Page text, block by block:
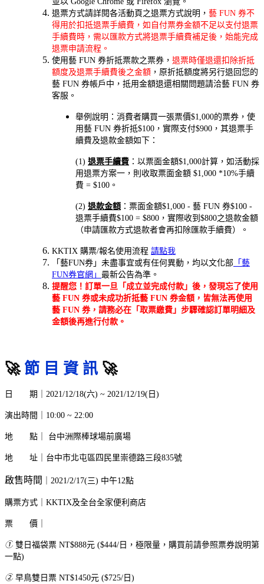
退票方式請詳閱各活動頁之退票方式說明， 藝 FUN 券不
得用於扣抵退票手續費，如自付票券金額不足以支付退票
手續費時，需以匯款方式將退票手續費補足後，始能完成
退票申請流程。
使用藝 FUN 券折抵票款之票券， 退票時僅退還扣除折抵
額度及退票手續費後之金額 ，原折抵額度將另行退回您的
藝 FUN 券帳戶中，抵用金額退還相關問題請洽藝 FUN 券
客服。
舉例說明：消費者購買一張票價$1,000的票券，使
用藝 FUN 券折抵$100，實際支付$900，其退票手
續費及退款金額如下：
(1) 退票手續費 ：以票面金額$1,000計算，如活動採
用退票方案一，則收取票面金額 $1,000 *10%手續
費 = $100。
(2) 退款金額 ：票面金額$1,000 - 藝 FUN 券$100 -
退票手續費$100 = $800，實際收到$800之退款金額
（申請匯款方式退款者會再扣除匯款手續費）。
KKTIX 購票/報名使用流程 請點我
「藝FUN券」未盡事宜或有任何異動，均以文化部 「藝
FUN券官網」 最新公告為準。
提醒您！訂單一旦「成立並完成付款」後，發現忘了使用
藝 FUN 券或未成功折抵藝 FUN 券金額，皆無法再使用
藝 FUN 券，請務必在「取票繳費」步驟確認訂單明細及
金額後再進行付款。
🚀節 目 資 訊🚀
日 期｜ 2021/12/18(六) ~ 2021/12/19(日)
演出時間｜10:00 ~ 22:00
地 點 ｜ 台中洲際棒球場前廣場
地 址 ｜ 台中市北屯區四民里崇德路三段835號
啟售時間 ｜2021/2/17(三) 中午12點
購票方式 KKTIX及全台全家便利商店
票 價
① 雙日福袋票 NT$888元 ($444/日，極限量，購買前請參照票券說明第
一點)
② 早鳥雙日票 NT$1450元 ($725/日)